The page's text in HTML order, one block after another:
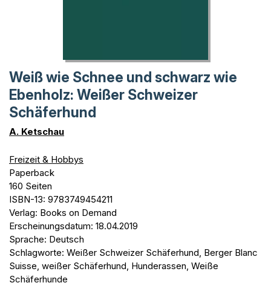
Weiß wie Schnee und schwarz wie
Ebenholz: Weißer Schweizer
Schäferhund
A. Ketschau
Freizeit & Hobbys
Paperback
160 Seiten
ISBN-13: 9783749454211
Verlag: Books on Demand
Erscheinungsdatum: 18.04.2019
Sprache: Deutsch
Schlagworte: Weißer Schweizer Schäferhund, Berger Blanc
Suisse, weißer Schäferhund, Hunderassen, Weiße
Schäferhunde